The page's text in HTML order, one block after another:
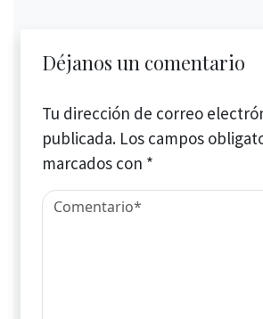
Déjanos un comentario
Tu dirección de correo
publicada. Los campos
marcados con *